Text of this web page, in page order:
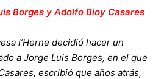
Borges y Adolfo Bioy Casares
l’Herne decidió hacer un
a Jorge Luis Borges, en el que
escribió que años atrás,